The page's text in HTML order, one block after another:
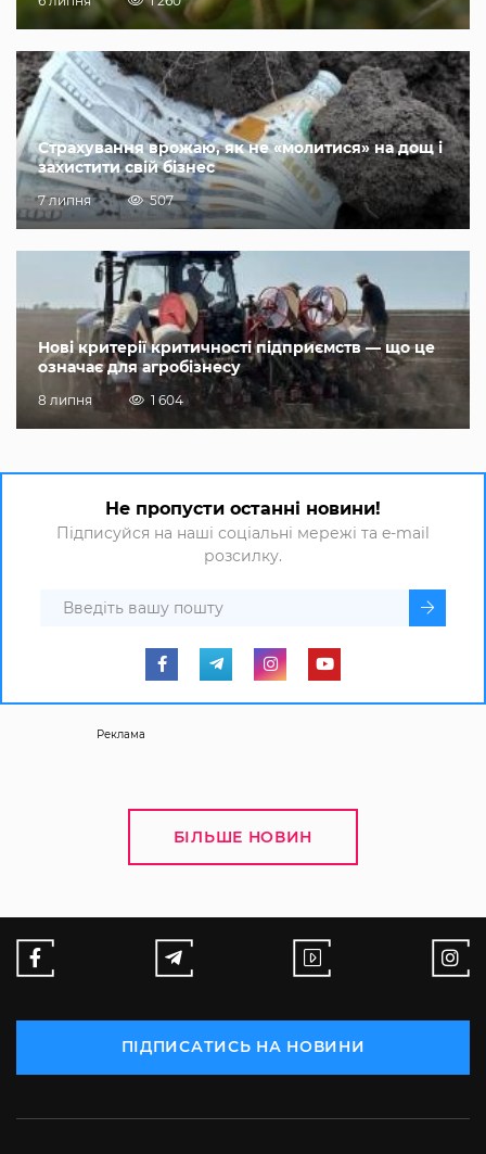
Страхування врожаю, як не «молитися» на дощ і
захистити свій бізнес
7 липня 507
Нові критерії критичності підприємств — що це
означає для агробізнесу
8 липня 1 604
Не пропусти останні новини!
Підписуйся на наші соціальні мережі та e-mail
розсилку.
Реклама
БІЛЬШЕ НОВИН
ПІДПИСАТИСЬ НА НОВИНИ